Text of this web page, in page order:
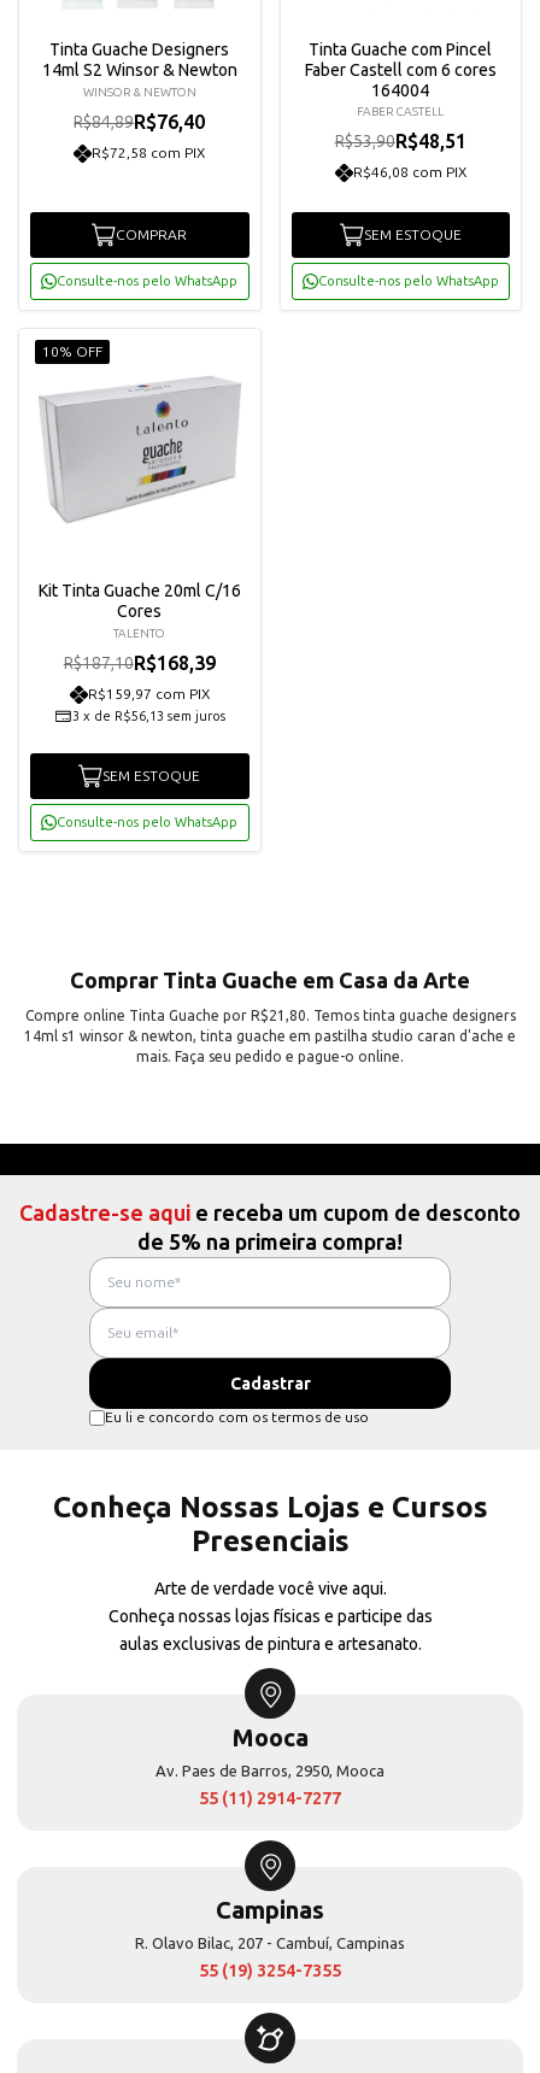
Tinta Guache Designers
14ml S2 Winsor & Newton
WINSOR & NEWTON
R$84,89R$76,40
R$72,58 com PIX
COMPRAR
Consulte-nos pelo WhatsApp
Tinta Guache com Pincel
Faber Castell com 6 cores
164004
FABER CASTELL
R$53,90R$48,51
R$46,08 com PIX
SEM ESTOQUE
Consulte-nos pelo WhatsApp
10% OFF
Kit Tinta Guache 20ml C/16
Cores
TALENTO
R$187,10R$168,39
R$159,97 com PIX
3 x de R$56,13 sem juros
SEM ESTOQUE
Consulte-nos pelo WhatsApp
Comprar Tinta Guache em Casa da Arte
Compre online Tinta Guache por R$21,80. Temos tinta guache designers
14ml s1 winsor & newton, tinta guache em pastilha studio caran d'ache e
mais. Faça seu pedido e pague-o online.
Cadastre-se aqui e receba um cupom de desconto
de 5% na primeira compra!
Eu li e concordo com os termos de uso
Conheça Nossas Lojas e Cursos
Presenciais
Arte de verdade você vive aqui.
Conheça nossas lojas físicas e participe das
aulas exclusivas de pintura e artesanato.
Mooca
Av. Paes de Barros, 2950, Mooca
55 (11) 2914-7277
Campinas
R. Olavo Bilac, 207 - Cambuí, Campinas
55 (19) 3254-7355